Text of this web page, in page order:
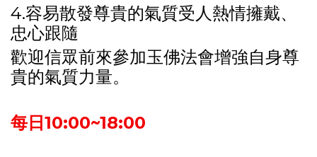
4.容易散發尊貴的氣質受人熱情擁戴、
忠心跟隨
歡迎信眾前來參加玉佛法會增強自身尊
貴的氣質力量。
每日10:00~18:00